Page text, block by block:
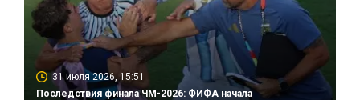
31 июля 2026, 15:51
Последствия финала ЧМ-2026: ФИФА начала